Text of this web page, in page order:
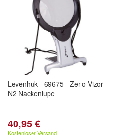
Levenhuk - 69675 - Zeno Vizor
N2 Nackenlupe
40,95 €
Kostenloser Versand